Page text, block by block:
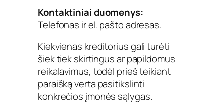
Kontaktiniai duomenys:
Telefonas ir el. pašto adresas.
Kiekvienas kreditorius gali turėti
šiek tiek skirtingus ar papildomus
reikalavimus, todėl prieš teikiant
paraišką verta pasitikslinti
konkrečios įmonės sąlygas.